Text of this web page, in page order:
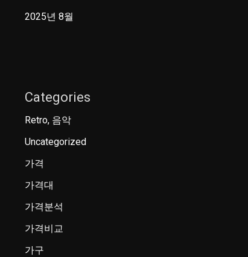
2025년 8월
Categories
Retro, 음악
Uncategorized
가격
가격대
가격분석
가격비교
가구